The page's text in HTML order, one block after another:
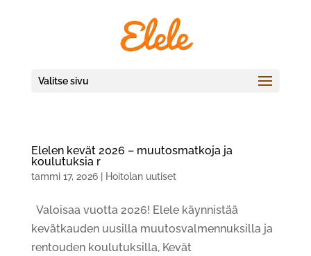
Valitse sivu
Elelen kevät 2026 – muutosmatkoja ja
koulutuksia r
tammi 17, 2026| Hoitolan uutiset
Valoisaa vuotta 2026! Elele käynnistää
kevätkauden uusilla muutosvalmennuksilla ja
rentouden koulutuksilla, Kevät